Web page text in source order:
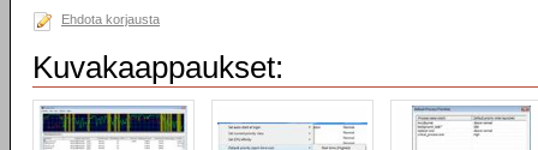
Ehdota korjausta
Kuvakaappaukset: